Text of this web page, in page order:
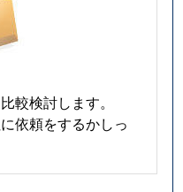
較検討します。
依頼をするかしっ